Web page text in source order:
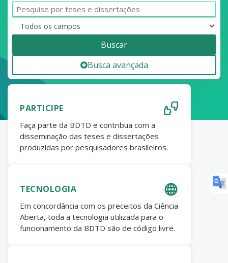
Buscar
Busca avançada
PARTICIPE
Faça parte da BDTD e contribua com a
disseminação das teses e dissertações
produzidas por pesquisadores brasileiros.
TECNOLOGIA
Em concordância com os preceitos da Ciência
Aberta, toda a tecnologia utilizada para o
funcionamento da BDTD são de código livre.